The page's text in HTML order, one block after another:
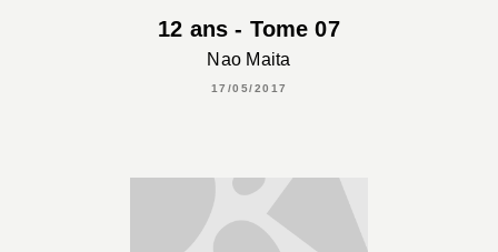
12 ans - Tome 07
Nao Maita
17/05/2017